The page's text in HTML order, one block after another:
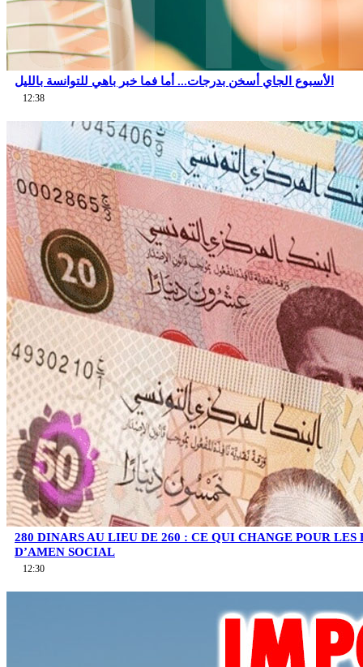
الأسبوع الجاي أسخن بدرجات... أما فما خبر باهي للتوانسة بالليل
12:38
280 DINARS AU LIEU DE 260 : CE QUI CHANGE POUR LES
D’AMEN SOCIAL
12:30